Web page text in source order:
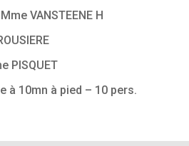
VANSTEENE H
PISQUET
à 10mn à pied – 10 pers.